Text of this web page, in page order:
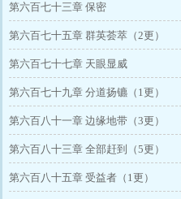
第六百七十三章 保密
第六百七十五章 群英荟萃（2更）
第六百七十七章 天眼显威
第六百七十九章 分道扬镳（1更）
第六百八十一章 边缘地带（3更）
第六百八十三章 全部赶到（5更）
第六百八十五章 受益者（1更）